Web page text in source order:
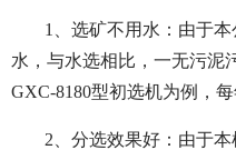
1、选矿不用水：由于
水，与水选相比，一无污泥
GXC-8180型初选机为例，
2、分选效果好：由于